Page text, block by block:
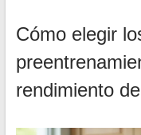
Cómo elegir
rendimiento